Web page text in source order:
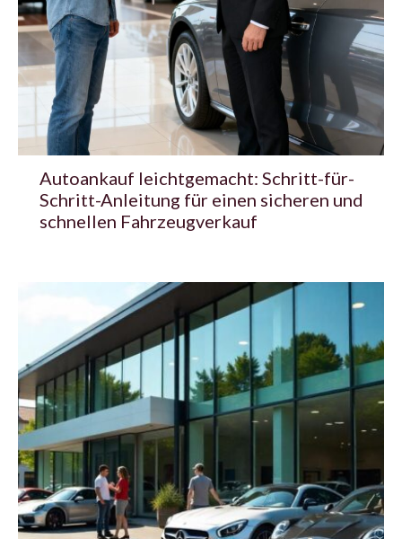
Autoankauf leichtgemacht: Schritt-für-
Schritt-Anleitung für einen sicheren und
schnellen Fahrzeugverkauf